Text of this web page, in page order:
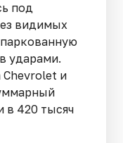
под
видимых
ударами.
Chevrolet и
в 420 тысяч